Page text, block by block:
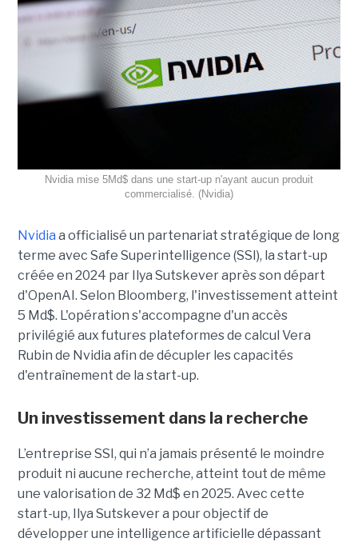
Nvidia mise 5Md$ dans une start-up n'ayant aucun produit
commercialisé. (Nvidia)
Nvidia a officialisé un partenariat stratégique de long
terme avec Safe Superintelligence (SSI), la start-up
créée en 2024 par Ilya Sutskever après son départ
d'OpenAI. Selon Bloomberg, l'investissement atteint
5 Md$. L'opération s'accompagne d'un accès
privilégié aux futures plateformes de calcul Vera
Rubin de Nvidia afin de décupler les capacités
d'entraînement de la start-up.
Un investissement dans la recherche
L’entreprise SSI, qui n’a jamais présenté le moindre
produit ni aucune recherche, atteint tout de même
une valorisation de 32 Md$ en 2025. Avec cette
start-up, Ilya Sutskever a pour objectif de
développer une intelligence artificielle dépassant